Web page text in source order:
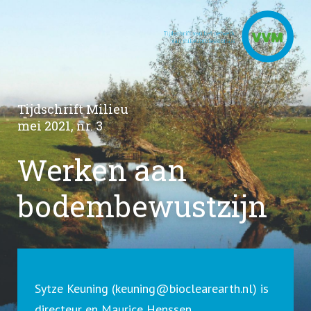
Tijdschrift Milieu
mei 2021, nr. 3
Werken aan
bodembewustzijn
Sytze Keuning (keuning@bioclearearth.nl) is